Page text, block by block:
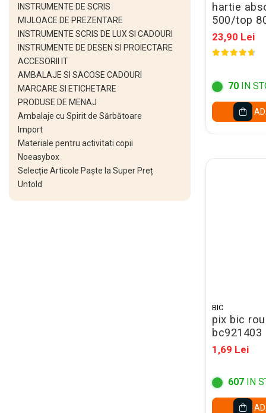
Carioci
Creioane cerate colorate
Instrumente pentru scris kids
Pilot Frixion
Corector fluid cu pasta
corectoare
Pic cu rescriere
Ascutitori
Acuarele
Acuarele Tempera la bucata
Set acuarele tempera
INSTRUMENTE DE SCRIS
MIJLOACE DE PREZENTARE
INSTRUMENTE SCRIS DE LUX SI CADOURI
INSTRUMENTE DE DESEN SI PROIECTARE
ACCESORII IT
AMBALAJE SI SACOSE CADOURI
MARCARE SI ETICHETARE
PRODUSE DE MENAJ
Ambalaje cu Spirit de Sărbătoare
Import
Materiale pentru activitati copii
Noeasybox
Selecție Articole Paște la Super Preț
Untold
hartie
500/top
23,90 Lei
70 IN
BIC
pix bic
bc921403
1,69 Lei
607 IN